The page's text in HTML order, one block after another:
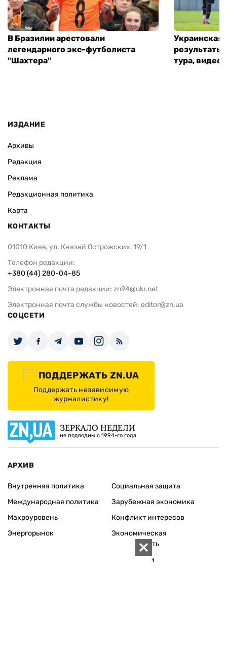
В Бразилии арестовали
легендарного экс-футболиста
"Шахтера"
Украинская
результаты
тура, видео
ИЗДАНИЕ
Архивы
Редакция
Реклама
Редакционная политика
Карта
КОНТАКТЫ
01010 Киев, ул. Князей Острожских, 19/1
Телефон редакции:
+380 (44) 280-04-85
Электронная почта редакции: zn94@ukr.net
Электронная почта службы новостей: editor@zn.ua
СОЦСЕТИ
ПОДДЕРЖАТЬ ZN.UA
Поддержать независимую
журналистику!
ЗЕРКАЛО НЕДЕЛИ
не подводим с 1994-го года
АРХИВ
Внутренняя политика
Международная политика
Макроуровень
Энергорынок
Социальная защита
Зарубежная экономика
Конфликт интересов
Экономическая
безопасность
Персоналии